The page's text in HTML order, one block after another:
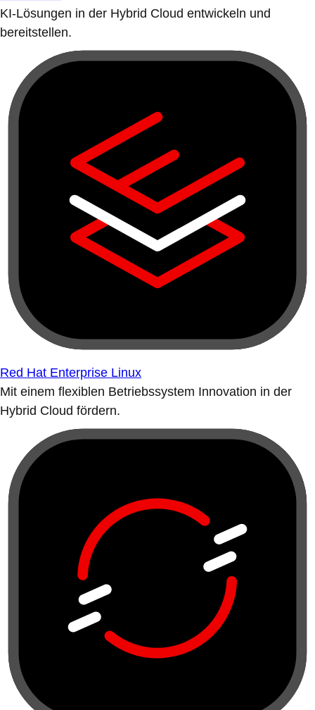
KI-Lösungen in der Hybrid Cloud entwickeln und
bereitstellen.
Red Hat Enterprise Linux
Mit einem flexiblen Betriebssystem Innovation in der
Hybrid Cloud fördern.